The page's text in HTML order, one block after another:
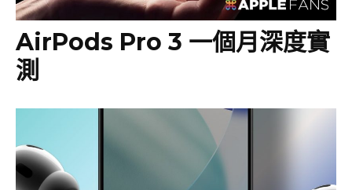
AirPods Pro 3 一個月深度實
測